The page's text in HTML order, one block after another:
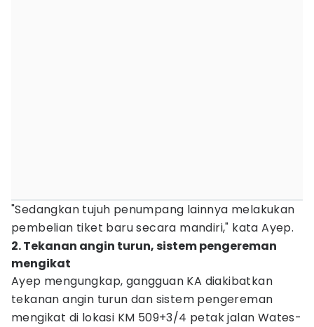
"Sedangkan tujuh penumpang lainnya melakukan
pembelian tiket baru secara mandiri," kata Ayep.
2. Tekanan angin turun, sistem pengereman
mengikat
Ayep mengungkap, gangguan KA diakibatkan
tekanan angin turun dan sistem pengereman
mengikat di lokasi KM 509+3/4 petak jalan Wates-